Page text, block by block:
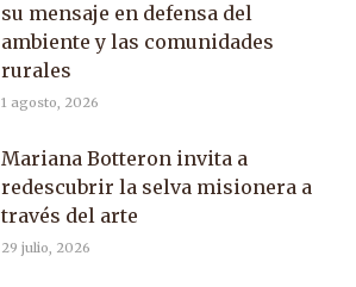
su mensaje en defensa del
ambiente y las comunidades
rurales
1 agosto, 2026
Mariana Botteron invita a
redescubrir la selva misionera a
través del arte
29 julio, 2026